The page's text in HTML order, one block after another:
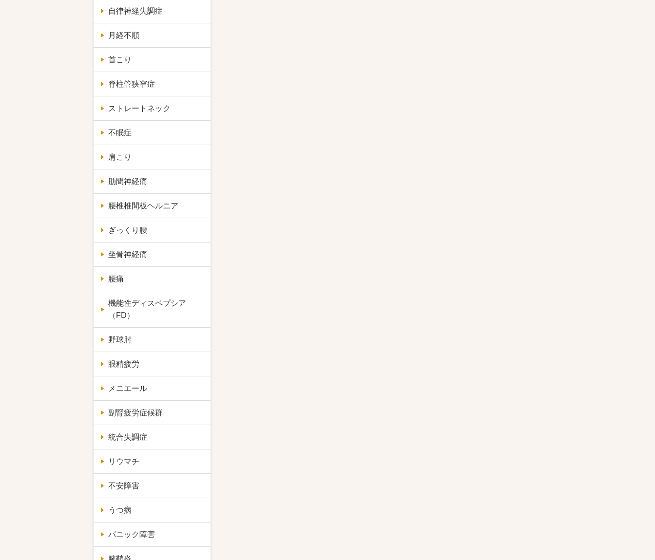
自律神経失調症
月経不順
首こり
脊柱管狭窄症
ストレートネック
不眠症
肩こり
肋間神経痛
腰椎椎間板ヘルニア
ぎっくり腰
坐骨神経痛
腰痛
機能性ディスペプシア
（FD）
野球肘
眼精疲労
メニエール
副腎疲労症候群
統合失調症
リウマチ
不安障害
うつ病
パニック障害